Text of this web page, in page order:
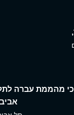
מהממת עברה